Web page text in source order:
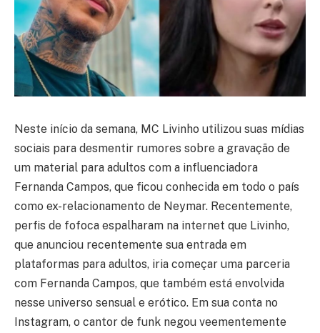
Neste início da semana, MC Livinho utilizou suas mídias
sociais para desmentir rumores sobre a gravação de
um material para adultos com a influenciadora
Fernanda Campos, que ficou conhecida em todo o país
como ex-relacionamento de Neymar. Recentemente,
perfis de fofoca espalharam na internet que Livinho,
que anunciou recentemente sua entrada em
plataformas para adultos, iria começar uma parceria
com Fernanda Campos, que também está envolvida
nesse universo sensual e erótico. Em sua conta no
Instagram, o cantor de funk negou veementemente